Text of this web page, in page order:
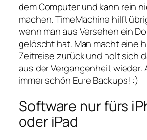
dem Computer und kann rein
machen. TimeMachine hilft
wenn man aus Versehen ein
gelöscht hat. Man macht eine
Zeitreise zurück und holt sich
aus der Vergangenheit wieder.
immer schön Eure Backups! :)
Software nur fürs
oder iPad